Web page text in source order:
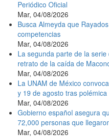
Periódico Oficial
Mar, 04/08/2026
Busca Almeyda que
competencias
Mar, 04/08/2026
La segunda parte de la
retrato de la caída de
Mar, 04/08/2026
La UNAM de México
y 19 de agosto tras polémica
Mar, 04/08/2026
Gobierno español asegura
72,000 personas que
Mar, 04/08/2026